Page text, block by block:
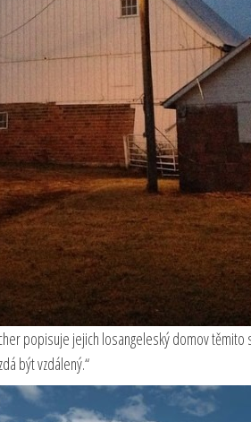
popisuje jejich losangeleský domov těmito
být vzdálený.“